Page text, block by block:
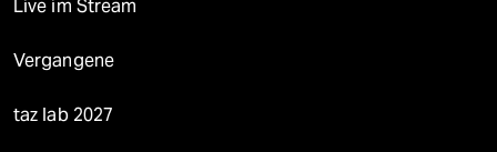
Live im Stream
Vergangene
taz lab 2027